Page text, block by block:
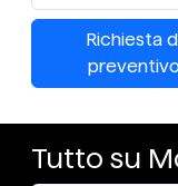
Richiesta
Tutto su